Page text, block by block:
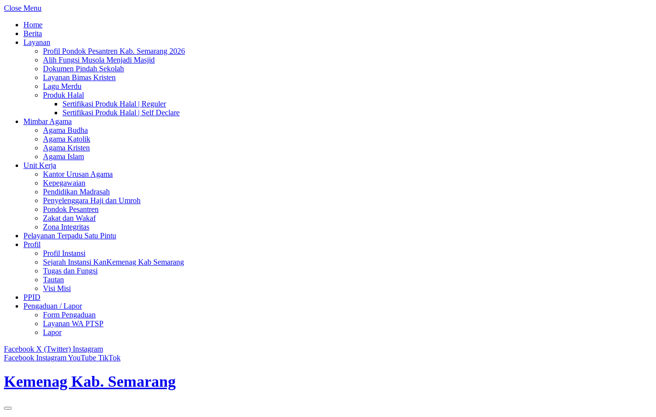
Close Menu
Home
Berita
Layanan
Profil Pondok Pesantren Kab. Semarang 2026
Alih Fungsi Musola Menjadi Masjid
Dokumen Pindah Sekolah
Layanan Bimas Kristen
Lagu Merdu
Produk Halal
Sertifikasi Produk Halal | Reguler
Sertifikasi Produk Halal | Self Declare
Mimbar Agama
Agama Budha
Agama Katolik
Agama Kristen
Agama Islam
Unit Kerja
Kantor Urusan Agama
Kepegawaian
Pendidikan Madrasah
Penyelenggara Haji dan Umroh
Pondok Pesantren
Zakat dan Wakaf
Zona Integritas
Pelayanan Terpadu Satu Pintu
Profil
Profil Instansi
Sejarah Instansi KanKemenag Kab Semarang
Tugas dan Fungsi
Tautan
Visi Misi
PPID
Pengaduan / Lapor
Form Pengaduan
Layanan WA PTSP
Lapor
Facebook X (Twitter) Instagram
Facebook InstagramYouTube TikTok
Kemenag Kab. Semarang